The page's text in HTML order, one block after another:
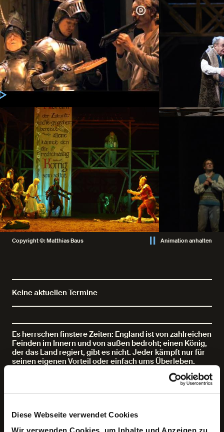
Diese Webseite verwendet Cookies
Wir verwenden Cookies, um Inhalte und Anzeigen zu
Copyright ©: Matthias Baus Animation anhalten
Keine aktuellen Termine
Es herrschen finstere Zeiten: England ist von zahlreichen
Feinden im Innern und von außen bedroht; einen König,
der das Land regiert, gibt es nicht. Jeder kämpft nur für
seinen eigenen Vorteil oder einfach ums Überleben.
Nichts von Rittertugenden, nichts von Heldentaten; Mord
und Totschlag statt Ruhm und Ehre. Da ist schon ein
heran und träumt davon, dass irgendwann alles besser